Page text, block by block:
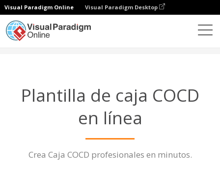
Visual Paradigm Online Visual Paradigm Desktop
Plantilla de caja COCD
en línea
Crea Caja COCD profesionales en minutos.